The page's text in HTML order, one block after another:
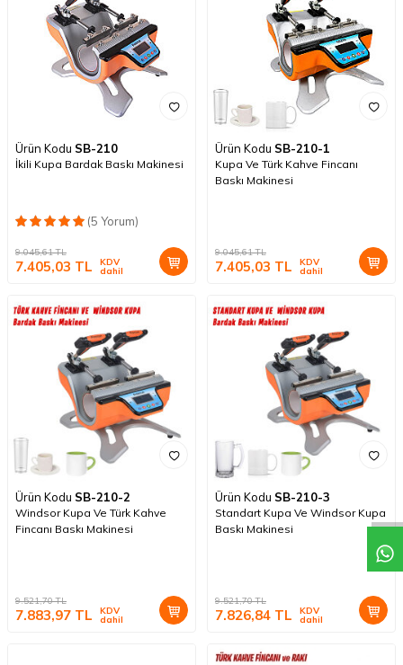
Ürün Kodu SB-210
İkili Kupa Bardak Baskı Makinesi
(5 Yorum)
9.045,61TL
7.405,03 TL KDV
dahil
Ürün Kodu SB-210-1
Kupa Ve Türk Kahve Fincanı
Baskı Makinesi
9.045,61TL
7.405,03 TL KDV
dahil
Ürün Kodu SB-210-2
Windsor Kupa Ve Türk Kahve
Fincanı Baskı Makinesi
9.521,70TL
7.883,97 TL KDV
dahil
Ürün Kodu SB-210-3
Standart Kupa Ve Windsor Kupa
Baskı Makinesi
9.521,70TL
7.826,84 TL KDV
dahil